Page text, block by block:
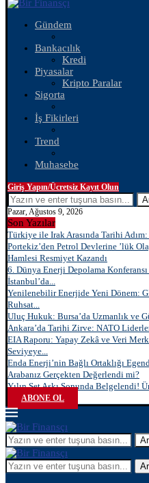
Gündem
Bankacılık
Kredi
Piyasalar
Kripto Paralar
Sigorta
İş Fikirleri
Trend
Muhasebe
Giriş Yapın/Ücretsiz Kayıt Olun
Pazar, Ağustos 9, 2026
Son Yazılar
Türkiye ile Irak Arasında Tarihi
Portekiz’den Petrol Devlerine ’lük
Hamlesi Resmiyet Kazandı
6. Dünya Enerji Depolama
İstanbul’da...
Yenilenebilir Enerjide Yeni Dönem:
Ruhsat...
Uluç Hukuk: Bursa’da Uzmanlık ve
Ankara’da Tarihi Zirve: NATO
EIA Raporu: Yapay Zekâ ve Veri
Seviyeye...
Enda Enerji’nin Bağlı Ortaklığı
Arabanız Gerçekten Değerlendi mi?
Yılın Set Aşkı Sonunda Belgelendi!
ABONE OL